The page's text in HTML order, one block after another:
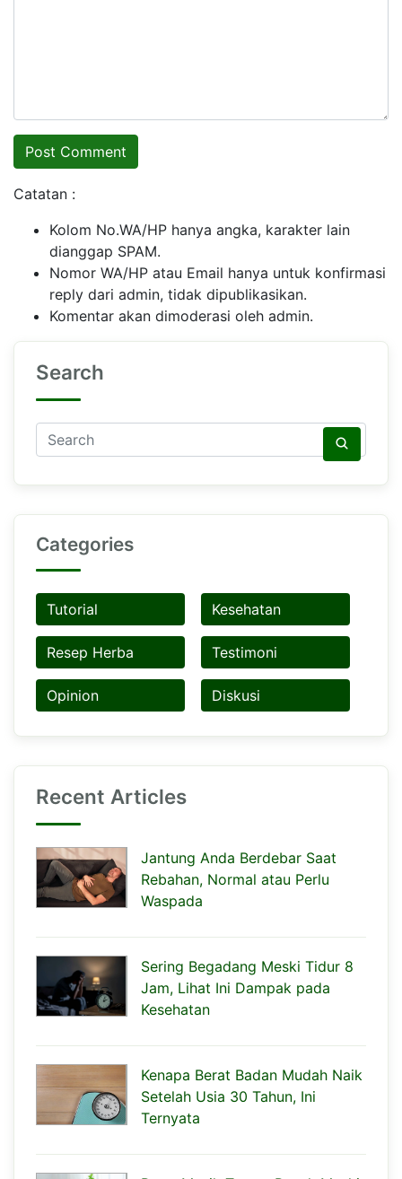
Catatan :
Kolom No.WA/HP hanya angka, karakter lain
dianggap SPAM.
Nomor WA/HP atau Email hanya untuk konfirmasi
reply dari admin, tidak dipublikasikan.
Komentar akan dimoderasi oleh admin.
Search
Categories
Tutorial Kesehatan
Resep Herba Testimoni
Opinion Diskusi
Recent Articles
Jantung Anda Berdebar Saat
Rebahan, Normal atau Perlu
Waspada
Sering Begadang Meski Tidur 8
Jam, Lihat Ini Dampak pada
Kesehatan
Kenapa Berat Badan Mudah Naik
Setelah Usia 30 Tahun, Ini
Ternyata